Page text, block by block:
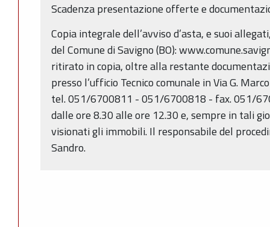
Scadenza presentazione offerte e
Copia integrale dell’avviso d’asta, e suoi
del Comune di Savigno (BO):
ritirato in copia, oltre alla restante
presso l’ufficio Tecnico comunale in Via G.
tel. 051/6700811 - 051/6700818 - fax. 051/
dalle ore 8.30 alle ore 12.30 e, sempre in tali
visionati gli immobili. Il responsabile del
Sandro.